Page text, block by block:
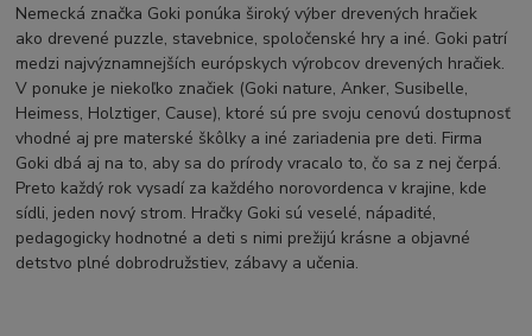
Nemecká značka Goki ponúka široký výber drevených hračiek
ako drevené puzzle, stavebnice, spoločenské hry a iné. Goki patrí
medzi najvýznamnejších európskych výrobcov drevených hračiek.
V ponuke je niekoľko značiek (Goki nature, Anker, Susibelle,
Heimess, Holztiger, Cause), ktoré sú pre svoju cenovú dostupnosť
vhodné aj pre materské škôlky a iné zariadenia pre deti. Firma
Goki dbá aj na to, aby sa do prírody vracalo to, čo sa z nej čerpá.
Preto každý rok vysadí za každého norovordenca v krajine, kde
sídli, jeden nový strom. Hračky Goki sú veselé, nápadité,
pedagogicky hodnotné a deti s nimi prežijú krásne a objavné
detstvo plné dobrodružstiev, zábavy a učenia.